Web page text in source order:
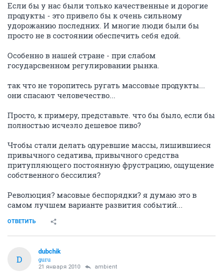
Если бы у нас были только качественные и дорогие
продукты - это привело бы к очень сильному
удорожанию последних. И многие люди были бы
просто не в состоянии обеспечить себя едой.
Особенно в нашей стране - при слабом
государсвенном регулировании рынка.
так что не торопитесь ругать массовые продукты...
они спасают человечество...
Просто, к примеру, представьте. что бы было, если бы
полностью исчезло дешевое пиво?
Чтобы стали делать одуревшие массы, лишившиеся
привычного седатива, привычного средства
притупляющего постоянную фрустрацию, ощущение
собственного бессилия?
Революция? масовые беспорядки? я думаю это в
самом лучшем варианте развития событий...
ОТВЕТИТЬ
D
dubchik
guru
21 января 2010 ambient